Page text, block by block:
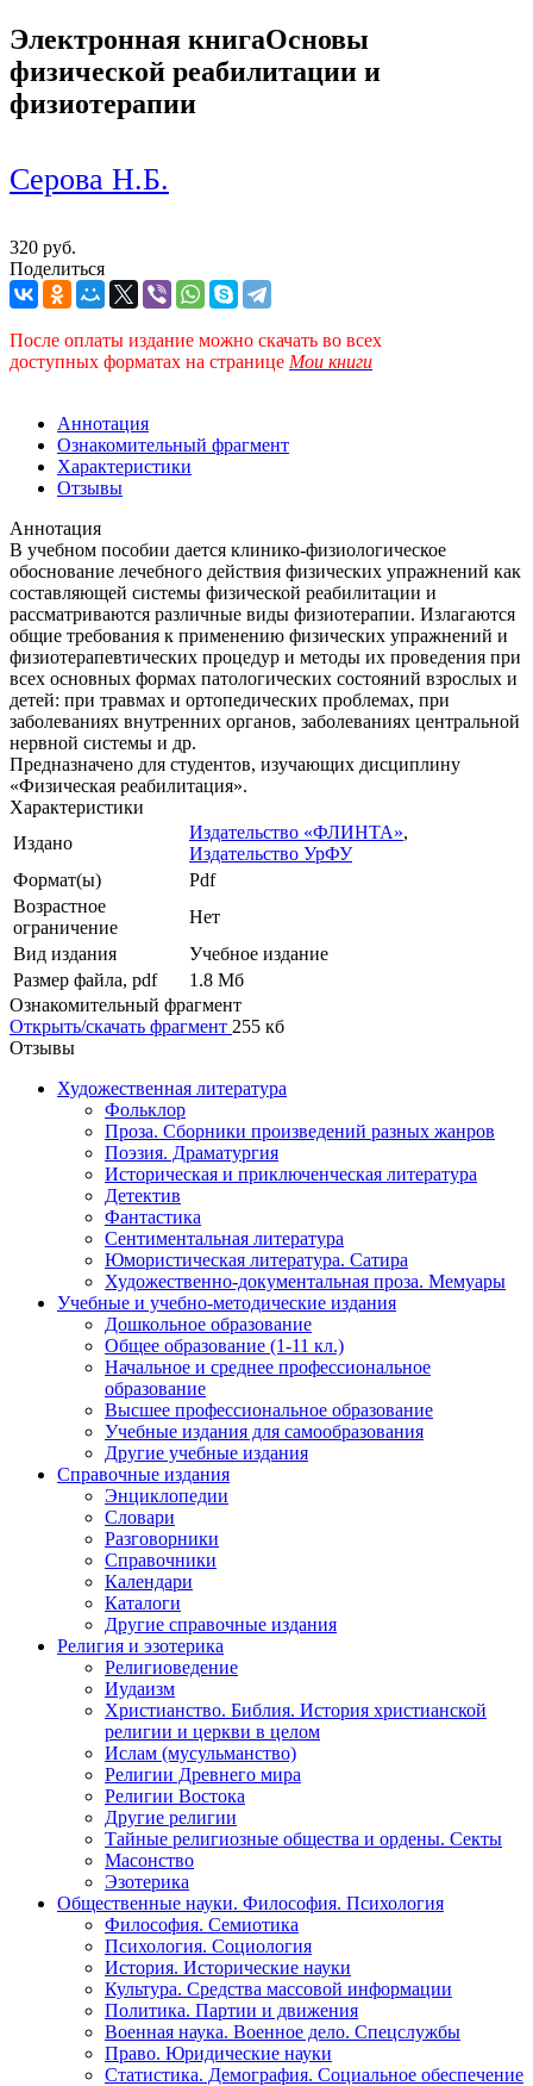
Электронная книгаОсновы
физической реабилитации и
физиотерапии
Серова Н.Б.
320 руб.
Поделиться
После оплаты издание можно скачать во всех
доступных форматах на странице Мои книги
Аннотация
Ознакомительный фрагмент
Характеристики
Отзывы
Аннотация
В учебном пособии дается клинико-физиологическое
обоснование лечебного действия физических упражнений как
составляющей системы физической реабилитации и
рассматриваются различные виды физиотерапии. Излагаются
общие требования к применению физических упражнений и
физиотерапевтических процедур и методы их проведения при
всех основных формах патологических состояний взрослых и
детей: при травмах и ортопедических проблемах, при
заболеваниях внутренних органов, заболеваниях центральной
нервной системы и др.
Предназначено для студентов, изучающих дисциплину
«Физическая реабилитация».
Характеристики
Издано
Издательство «ФЛИНТА»,
Издательство УрФУ
Формат(ы)
Pdf
Возрастное
ограничение
Нет
Вид издания
Учебное издание
Размер файла, pdf
1.8 Mб
Ознакомительный фрагмент
Открыть/скачать фрагмент 255 кб
Отзывы
Художественная литература
Фольклор
Проза. Сборники произведений разных жанров
Поэзия. Драматургия
Историческая и приключенческая литература
Детектив
Фантастика
Сентиментальная литература
Юмористическая литература. Сатира
Художественно-документальная проза. Мемуары
Учебные и учебно-методические издания
Дошкольное образование
Общее образование (1-11 кл.)
Начальное и среднее профессиональное
образование
Высшее профессиональное образование
Учебные издания для самообразования
Другие учебные издания
Справочные издания
Энциклопедии
Словари
Разговорники
Справочники
Календари
Каталоги
Другие справочные издания
Религия и эзотерика
Религиоведение
Иудаизм
Христианство. Библия. История христианской
религии и церкви в целом
Ислам (мусульманство)
Религии Древнего мира
Религии Востока
Другие религии
Тайные религиозные общества и ордены. Секты
Масонство
Эзотерика
Общественные науки. Философия. Психология
Философия. Семиотика
Психология. Социология
История. Исторические науки
Культура. Средства массовой информации
Политика. Партии и движения
Военная наука. Военное дело. Спецслужбы
Право. Юридические науки
Статистика. Демография. Социальное обеспечение